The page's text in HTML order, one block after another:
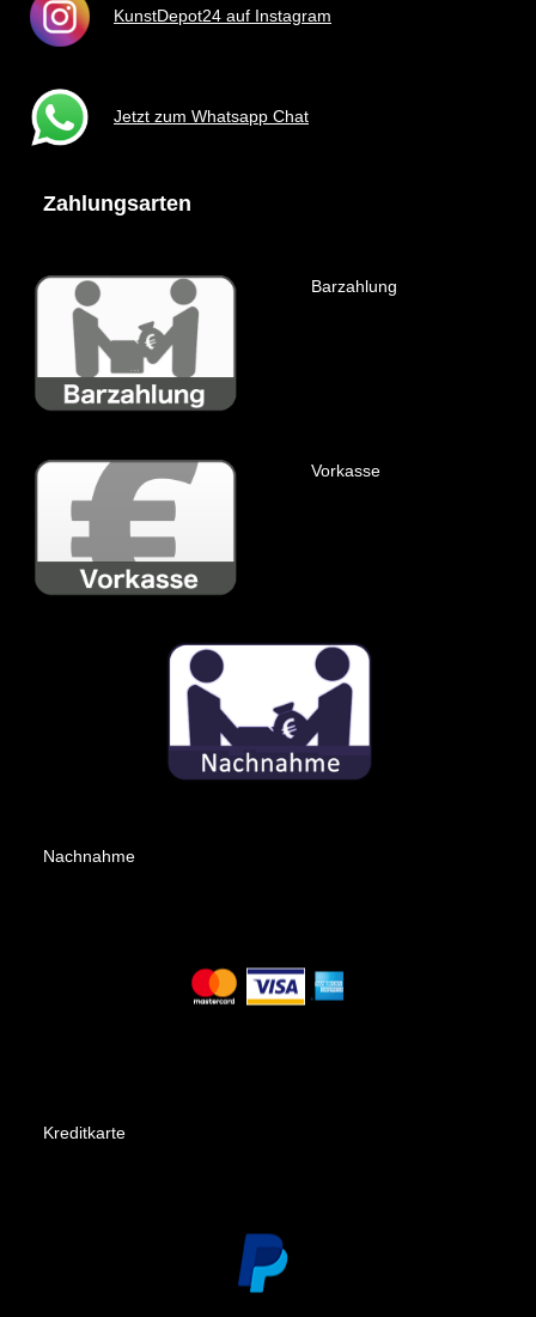
KunstDepot24 auf Instagram
Jetzt zum Whatsapp Chat
Zahlungsarten
Barzahlung
Vorkasse
Nachnahme
Kreditkarte